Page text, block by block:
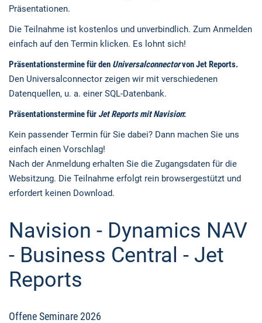
Präsentationen.
Die Teilnahme ist kostenlos und unverbindlich. Zum Anmelden
einfach auf den Termin klicken. Es lohnt sich!
Präsentationstermine für den Universalconnectorvon Jet Reports.
Den Universalconnector zeigen wir mit verschiedenen
Datenquellen, u. a. einer SQL-Datenbank.
Präsentationstermine für Jet Reports mit Navision:
Kein passender Termin für Sie dabei? Dann machen Sie uns
einfach einen Vorschlag!
Nach der Anmeldung erhalten Sie die Zugangsdaten für die
Websitzung. Die Teilnahme erfolgt rein browsergestützt und
erfordert keinen Download.
Navision - Dynamics NAV
- Business Central - Jet
Reports
Offene Seminare 2026